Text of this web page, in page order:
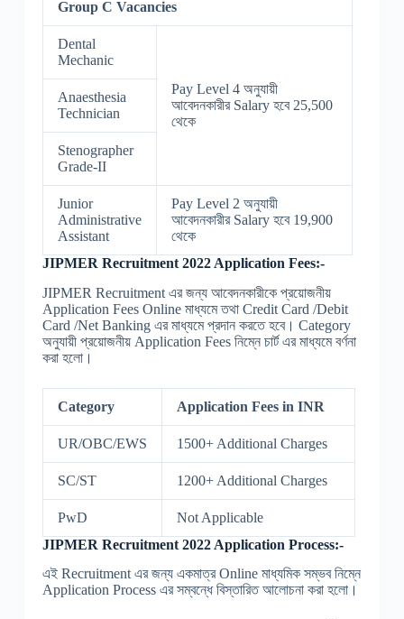
Group C Vacancies
Dental
Mechanic
Pay Level 4 অনুযায়ী
আবেদনকারীর Salary হবে 25,500
থেকে
Anaesthesia
Technician
Stenographer
Grade-II
Junior
Administrative
Assistant
Pay Level 2 অনুযায়ী
আবেদনকারীর Salary হবে 19,900
থেকে
JIPMER Recruitment 2022 Application Fees:-
JIPMER Recruitment এর জন্য আবেদনকারীকে প্রয়োজনীয়
Application Fees Online মাধ্যমে তথা Credit Card /Debit
Card /Net Banking এর মাধ্যমে প্রদান করতে হবে। Category
অনুযায়ী প্রয়োজনীয় Application Fees নিম্নে চার্ট এর মাধ্যমে বর্ণনা
করা হলো।
Category Application Fees in INR
UR/OBC/EWS 1500+ Additional Charges
SC/ST 1200+ Additional Charges
PwD
Not Applicable
JIPMER Recruitment 2022 Application Process:-
এই Recruitment এর জন্য একমাত্র Online মাধ্যমিক সম্ভব নিম্নে
Application Process এর সম্বন্ধে বিস্তারিত আলোচনা করা হলো।